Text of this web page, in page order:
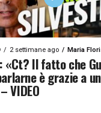
2 settimane ago Maria
«Ct? Il fatto che
è grazie a
VIDEO